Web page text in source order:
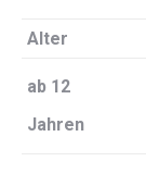
Alter
ab 12
Jahren